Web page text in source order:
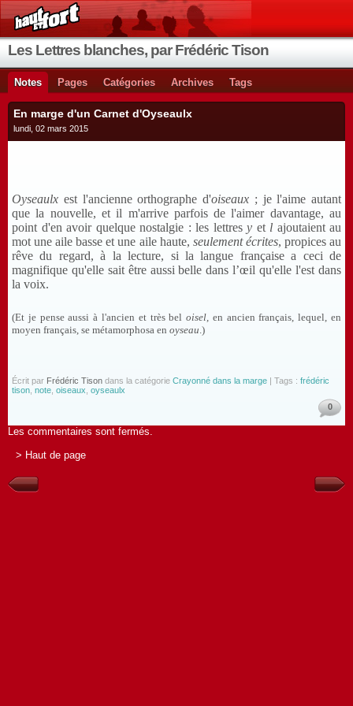
Les Lettres blanches, par Frédéric Tison
Notes Pages Catégories Archives Tags
En marge d'un Carnet d'Oyseaulx
lundi, 02 mars 2015
Oyseaulx est l'ancienne orthographe d'oiseaux ; je l'aime autant
que la nouvelle, et il m'arrive parfois de l'aimer davantage, au
point d'en avoir quelque nostalgie : les lettresy etl ajoutaient au
mot une ailebasse et une aile haute, seulement écrites, propices au
rêve du regard, à la lecture, si la langue française a ceci de
magnifique qu'elle sait être aussi belle dans l’œil qu'elle l'est dans
la voix.
(Et je pense aussi à l'ancien et très beloisel, en ancien français, lequel, en
moyen français, se métamorphosa en oyseau.)
Écrit par Frédéric Tison dans la catégorie Crayonné dans la marge | Tags : frédéric
tison note oiseaux oyseaulx
0
Les commentaires sont fermés.
> Haut de page